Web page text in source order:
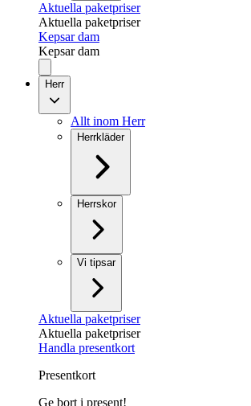
Aktuella paketpriser
Aktuella paketpriser
Kepsar dam
Kepsar dam
Herr
Allt inom Herr
Herrkläder
Herrskor
Vi tipsar
Aktuella paketpriser
Aktuella paketpriser
Handla presentkort
Presentkort
Ge bort i present!